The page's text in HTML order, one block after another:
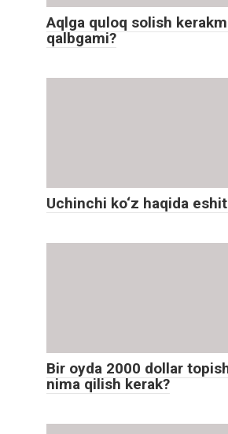
Aqlga quloq solish
qalbgami?
Uchinchi ko‘z haqida
Bir oyda 2000 dollar
nima qilish kerak?